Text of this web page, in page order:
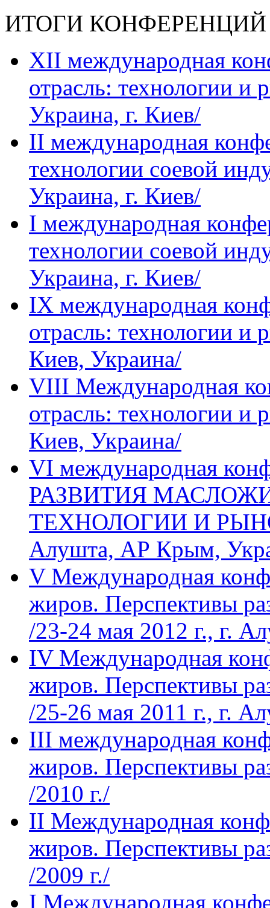
ИТОГИ КОНФЕРЕНЦИЙ
ХII международная
отрасль: технологии и
Украина, г. Киев/
IІ международная
технологии соевой
Украина, г. Киев/
I международная
технологии соевой
Украина, г. Киев/
IХ международная
отрасль: технологии и
Киев, Украина/
VIII Международная
отрасль: технологии и
Киев, Украина/
VI международная
РАЗВИТИЯ
ТЕХНОЛОГИИ И
Алушта, АР Крым,
V Международная
жиров. Перспективы
/23-24 мая 2012 г., г.
IV Международная
жиров. Перспективы
/25-26 мая 2011 г., г.
III международная
жиров. Перспективы
/2010 г./
II Международная
жиров. Перспективы
/2009 г./
I Международная